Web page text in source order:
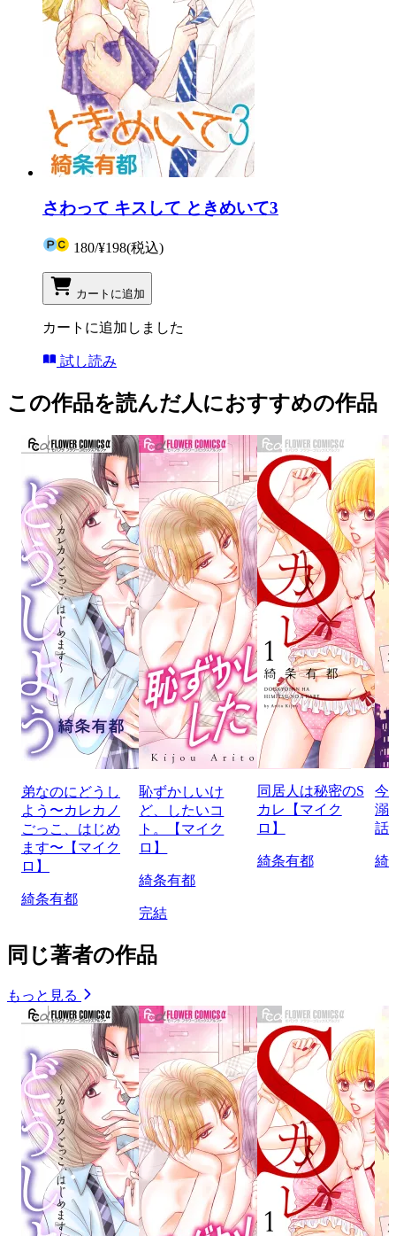
さわって キスして ときめいて3
180/¥198(税込)
カートに追加
カートに追加しました
試し読み
この作品を読んだ人におすすめの作品
弟なのにどうし
よう〜カレカノ
ごっこ、はじめ
ます〜【マイク
ロ】
綺条有都
恥ずかしいけ
ど、したいコ
ト。【マイク
ロ】
綺条有都
完結
同居人は秘密のS
カレ【マイク
ロ】
綺条有都
今
溺
話
綺
同じ著者の作品
もっと見る